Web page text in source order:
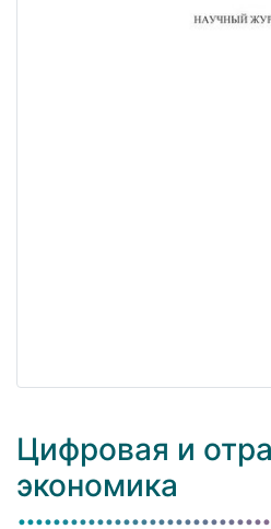
Цифровая и
экономика